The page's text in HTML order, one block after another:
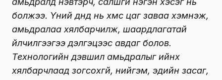
болжээ. Үүний дүнд нь хүмүүс цаг заваа хэмнэж,
амьдралаа хялбарчилж, шаардлагатай
үйлчилгээгээ дэлгэцээс авдаг болов.
Технологийн дэвшил амьдралыг ийнхүү
хялбарчлаад зогсохгүй, нийгэм, эдийн засаг,